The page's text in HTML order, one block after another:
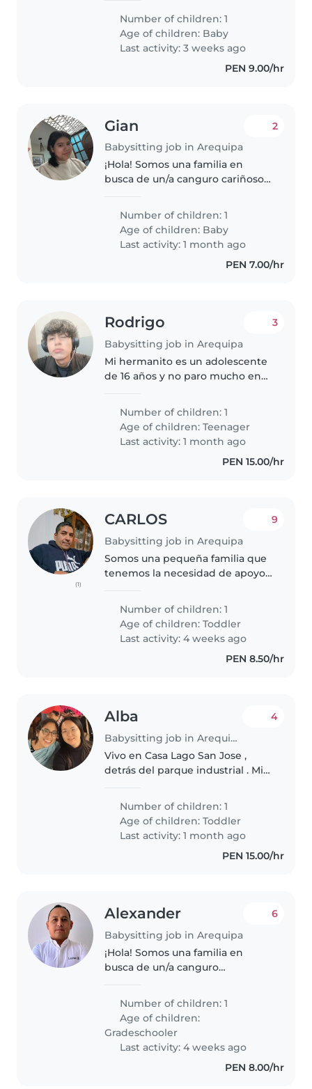
La niñera debe estar cómoda
con tareas del hogar básicas...
Number of children: 1
Age of children: Baby
Last activity: 3 weeks ago
PEN 9.00/hr
Gian
Babysitting job in Arequipa
2
¡Hola! Somos una familia en
busca de un/a canguro cariñoso/a
lleno de energía, muy hablador y
juguetón. Necesitamos a alguien
cómodo/a con mascotas, cocinar..
Number of children: 1
Age of children: Baby
Last activity: 1 month ago
PEN 7.00/hr
Rodrigo
Babysitting job in Arequipa
3
Mi hermanito es un adolescente
de 16 años y no paro mucho en
cuiden, yo estudio y me la paso
ocupado. Cualquier cosa
escribirme a mí...
Number of children: 1
Age of children:Teenager
Last activity: 1 month ago
PEN 15.00/hr
(1)
CARLOS
Babysitting job in Arequipa
9
Somos una pequeña familia que
tenemos la necesidad de apoyo
a 2y30pm
Number of children: 1
Age of children:Toddler
Last activity: 4 weeks ago
PEN 8.50/hr
Alba
Babysitting job in Arequipa
4
Vivo en Casa Lago San Jose ,
detrás del parque industrial . Mi
Number of children: 1
Age of children:Toddler
Last activity: 1 month ago
PEN 15.00/hr
Alexander
Babysitting job in Arequipa
6
¡Hola! Somos una familia en
busca de un/a canguro
deportivo, creativo y muy
sociable. Nos encantaría alguien
que pueda ayudar..
Number of children: 1
Age of children:
Gradeschooler
Last activity: 4 weeks ago
PEN 8.00/hr